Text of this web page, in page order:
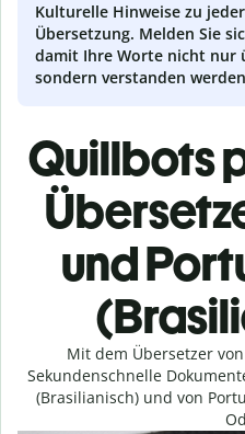
Kulturelle Hinweise zu jeder
Übersetzung. Melden Sie
damit Ihre Worte nicht nur
sondern verstanden
Quillbots
und
Mit dem Übersetzer
Sekundenschnelle
(Brasilianisch) und von